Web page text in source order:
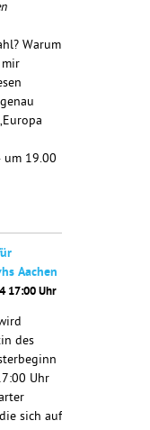
Warum
um 19.00
Aachen
17:00 Uhr
des
Uhr
sich auf